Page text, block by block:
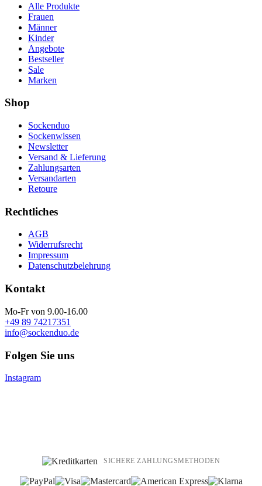
Alle Produkte
Frauen
Männer
Kinder
Angebote
Bestseller
Sale
Marken
Shop
Sockenduo
Sockenwissen
Newsletter
Versand & Lieferung
Zahlungsarten
Versandarten
Retoure
Rechtliches
AGB
Widerrufsrecht
Impressum
Datenschutzbelehrung
Kontakt
Mo-Fr von 9.00-16.00
+49 89 74217351
info@sockenduo.de
Folgen Sie uns
Instagram
SICHERE ZAHLUNGSMETHODEN